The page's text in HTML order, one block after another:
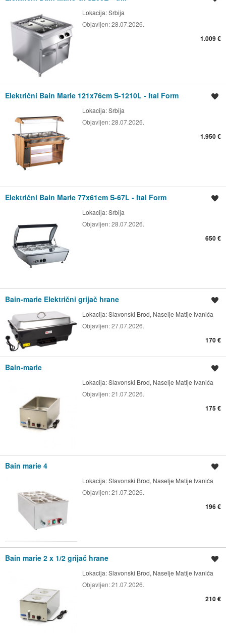
Lokacija:Srbija
Objavljen:28.07.2026.
1.009 €
Električni Bain Marie 121x76cm S-1210L - Ital Form
Lokacija:Srbija
Objavljen:28.07.2026.
1.950 €
Električni Bain Marie 77x61cm S-67L - Ital Form
Lokacija:Srbija
Objavljen:28.07.2026.
650 €
Bain-marie Električni grijač hrane
Lokacija:Slavonski Brod, Naselje Matije Ivanića
Objavljen:27.07.2026.
170 €
Bain-marie
Lokacija:Slavonski Brod, Naselje Matije Ivanića
Objavljen:21.07.2026.
175 €
Bain marie 4
Lokacija:Slavonski Brod, Naselje Matije Ivanića
Objavljen:21.07.2026.
196 €
Bain marie 2 x 1/2 grijač hrane
Lokacija:Slavonski Brod, Naselje Matije Ivanića
Objavljen:21.07.2026.
210 €